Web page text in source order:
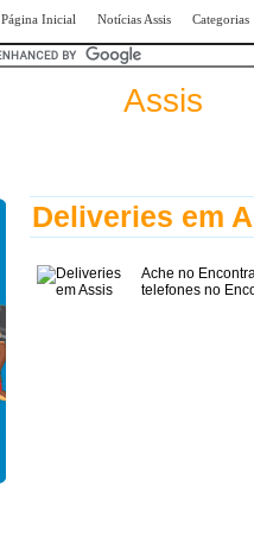
Página Inicial Notícias Assis Categorias
Assis
Deliveries em
Ache no
telefones no